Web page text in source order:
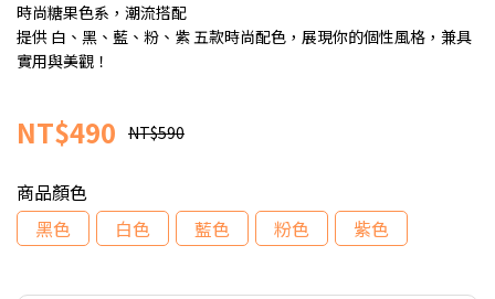
時尚糖果色系，潮流搭配
提供 白、黑、藍、粉、紫 五款時尚配色，展現你的個性風格，兼具
實用與美觀！
NT$490 NT$590
商品顏色
黑色
白色 藍色 粉色 紫色